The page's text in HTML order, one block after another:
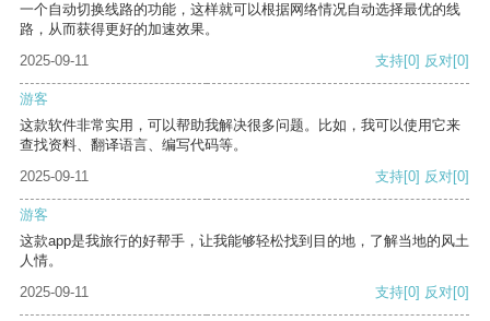
一个自动切换线路的功能，这样就可以根据网络情况自动选择最优的线
路，从而获得更好的加速效果。
2025-09-11
支持[0] 反对[0]
游客
这款软件非常实用，可以帮助我解决很多问题。比如，我可以使用它来
查找资料、翻译语言、编写代码等。
2025-09-11
支持[0] 反对[0]
游客
这款app是我旅行的好帮手，让我能够轻松找到目的地，了解当地的风土
人情。
2025-09-11
支持[0] 反对[0]